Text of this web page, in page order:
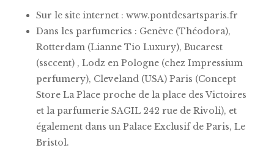
Sur le site internet : www.pontdesartsparis.fr
Dans les parfumeries : Genève (Théodora),
Rotterdam (Lianne Tio Luxury), Bucarest
(ssccent) , Lodz en Pologne (chez Impressium
perfumery), Cleveland (USA) Paris (Concept
Store La Place proche de la place des Victoires
et la parfumerie SAGIL 242 rue de Rivoli), et
également dans un Palace Exclusif de Paris, Le
Bristol.